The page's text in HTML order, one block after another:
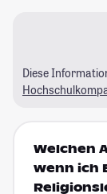
Diese
Welchen
wenn ich